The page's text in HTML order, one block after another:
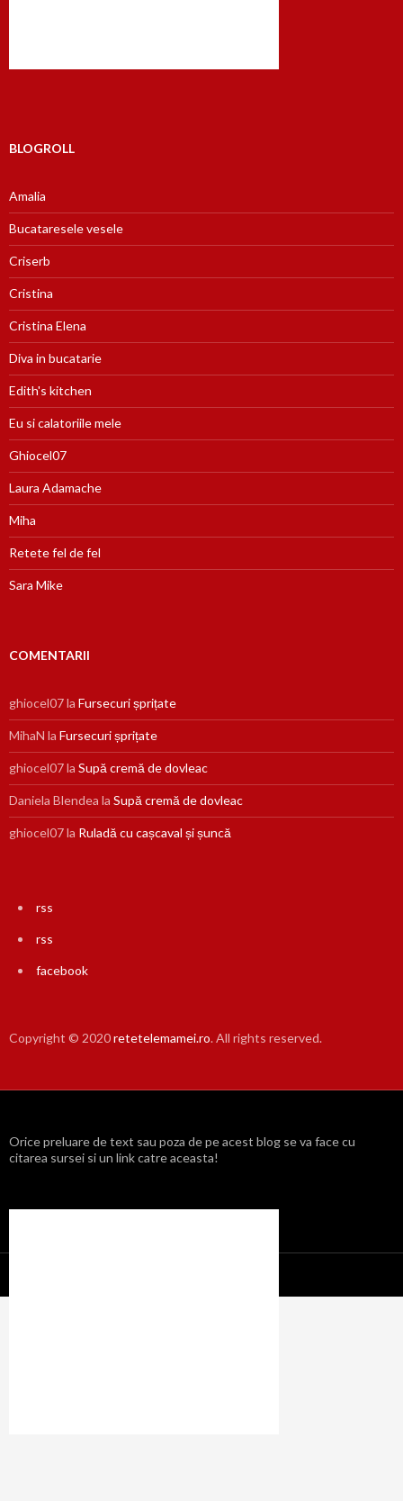
BLOGROLL
Amalia
Bucataresele vesele
Criserb
Cristina
Cristina Elena
Diva in bucatarie
Edith's kitchen
Eu si calatoriile mele
Ghiocel07
Laura Adamache
Miha
Retete fel de fel
Sara Mike
COMENTARII
ghiocel07la Fursecuri șprițate
MihaN la Fursecuri șprițate
ghiocel07la Supă cremă de dovleac
Daniela Blendea la Supă cremă de dovleac
ghiocel07la Ruladă cu cașcaval și șuncă
rss
rss
facebook
Copyright © 2020retetelemamei.ro. All rights reserved.
Orice preluare de text sau poza de pe acest blog se va face cu
citarea sursei si un link catre aceasta!